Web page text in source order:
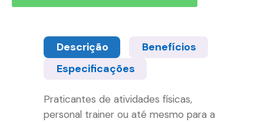
Descrição
Benefícios
Especificações
Praticantes de atividades físicas,
personal trainer ou até mesmo para a